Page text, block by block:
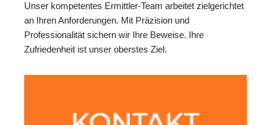
Unser kompetentes Ermittler-Team arbeitet zielgerichtet
an Ihren Anforderungen. Mit Präzision und
Professionalität sichern wir Ihre Beweise. Ihre
Zufriedenheit ist unser oberstes Ziel.